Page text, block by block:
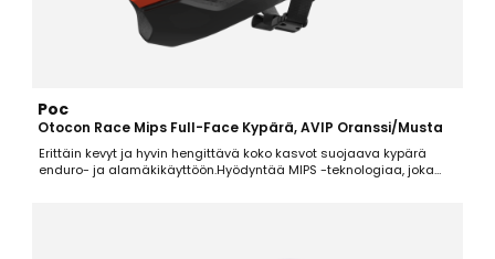
Poc
Otocon Race Mips Full-Face Kypärä, AVIP Oranssi/Musta
Erittäin kevyt ja hyvin hengittävä koko kasvot suojaava kypärä
enduro- ja alamäkikäyttöön.Hyödyntää MIPS -teknologiaa, joka